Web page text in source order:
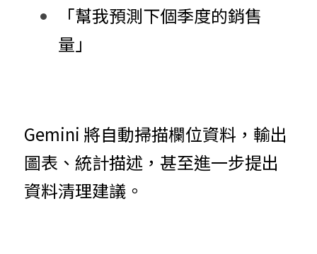
「幫我預測下個季度的銷售
量」
Gemini 將自動掃描欄位資料，輸出
圖表、統計描述，甚至進一步提出
資料清理建議。